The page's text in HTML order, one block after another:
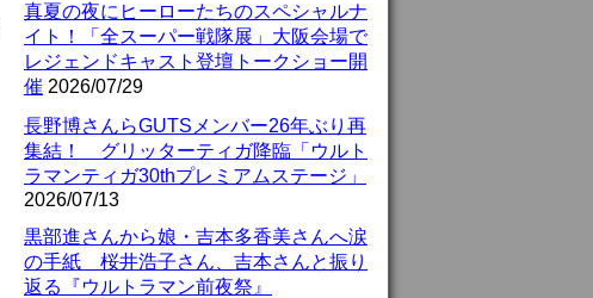
真夏の夜にヒーローたちのスペシャルナ
イト！「全スーパー戦隊展」大阪会場で
レジェンドキャスト登壇トークショー開
催 2026/07/29
長野博さんらGUTSメンバー26年ぶり再
集結！ グリッターティガ降臨「ウルト
ラマンティガ30thプレミアムステージ」
2026/07/13
黒部進さんから娘・吉本多香美さんへ涙
の手紙 桜井浩子さん、吉本さんと振り
返る『ウルトラマン前夜祭』